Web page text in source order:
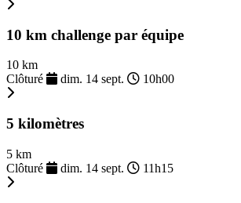
10 km challenge par équipe
10 km
Clôturé
dim. 14 sept. 10h00
5 kilomètres
5 km
Clôturé
dim. 14 sept. 11h15